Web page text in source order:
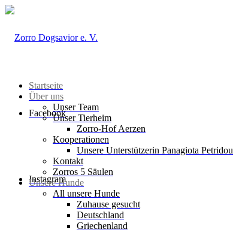
Facebook
Instagram
Startseite
Über uns
Unser Team
Unser Tierheim
Zorro-Hof Aerzen
Kooperationen
Unsere Unterstützerin Panagiota Petridou
Kontakt
Zorros 5 Säulen
Unsere Hunde
All unsere Hunde
Zuhause gesucht
Deutschland
Griechenland